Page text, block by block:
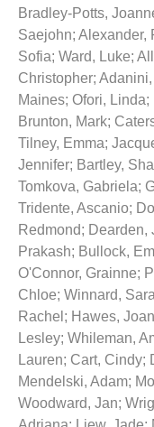
Bradley-Potts,
Saejohn; Alexander,
Sofia; Ward, Luke;
Christopher;
Maines; Ofori, Linda;
Brunton, Mark;
Tilney, Emma;
Jennifer; Bartley,
Tomkova, Gabriela;
Tridente, Ascanio;
Redmond; Dearden,
Prakash; Bullock,
O'Connor, Grainne;
Chloe; Winnard,
Rachel ; Hawes,
Lesley; Whileman,
Lauren; Cart, Cindy;
Mendelski, Adam;
Woodward, Jan;